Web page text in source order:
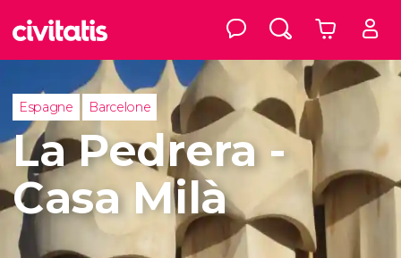
Espagne Barcelone
La Pedrera -
Casa Milà